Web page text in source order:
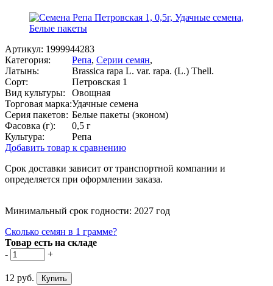
Артикул: 1999944283
Категория:
Репа, Серии семян,
Латынь:
Brassica rapa L. var. rapa. (L.) Thell.
Сорт:
Петровская 1
Вид культуры:
Овощная
Торговая марка:Удачные семена
Серия пакетов: Белые пакеты (эконом)
Фасовка (г):
0,5 г
Культура:
Репа
Добавить товар к сравнению
Срок доставки зависит от транспортной компании и
определяется при оформлении заказа.
Минимальный срок годности: 2027 год
Сколько семян в 1 грамме?
Товар есть на складе
-
+
12 руб.